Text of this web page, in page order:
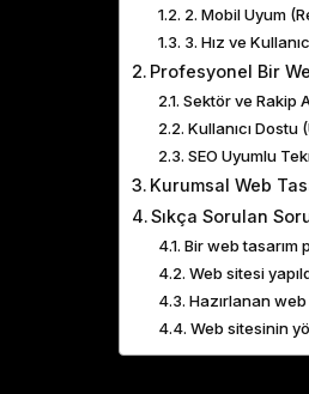
2. Mobil Uyum
3. Hız ve
Profesyonel Bir
Sektör ve Rakip
Kullanıcı Dostu
SEO Uyumlu
Kurumsal Web
Sıkça Sorulan
Bir web tasarım
Web sitesi
Hazırlanan
Web sitesinin